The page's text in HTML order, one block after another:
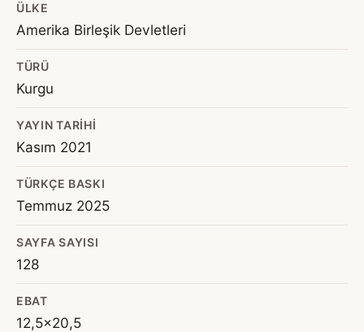
ÜLKE
Amerika Birleşik Devletleri
TÜRÜ
Kurgu
YAYIN TARIHI
Kasım 2021
TÜRKÇE BASKI
Temmuz 2025
SAYFA SAYISI
128
EBAT
12,5x20,5